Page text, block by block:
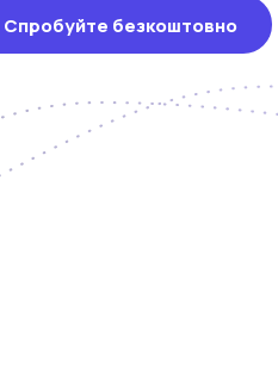
Спробуйте безкоштовно